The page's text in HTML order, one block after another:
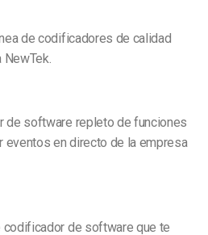
de codificadores de calidad
de software repleto de funciones
eventos en directo de la empresa
de software que te